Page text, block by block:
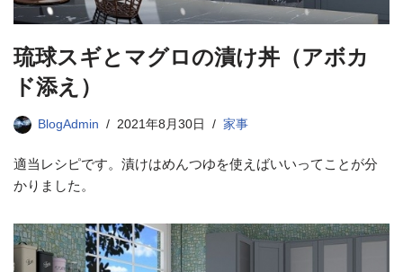
琉球スギとマグロの漬け丼（アボカ
ド添え）
BlogAdmin 2021年8月30日 家事
適当レシピです。漬けはめんつゆを使えばいいってことが分
かりました。